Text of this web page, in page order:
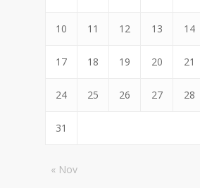
10 11 12 13 14
17 18 19 20 21
24 25 26 27 28
31
« Nov